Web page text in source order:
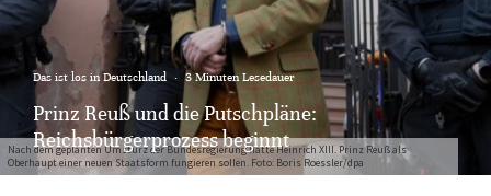
Nach dem geplanten Umsturz der Bundesregierung hätte Heinrich XIII. Prinz Reuß als
Oberhaupt einer neuen Staatsform fungieren sollen. Foto: Boris Roessler/dpa
Das ist los in Deutschland · 3 Minuten Lesedauer
Prinz Reuß und die Putschpläne:
Reichsbürgerprozess beginnt